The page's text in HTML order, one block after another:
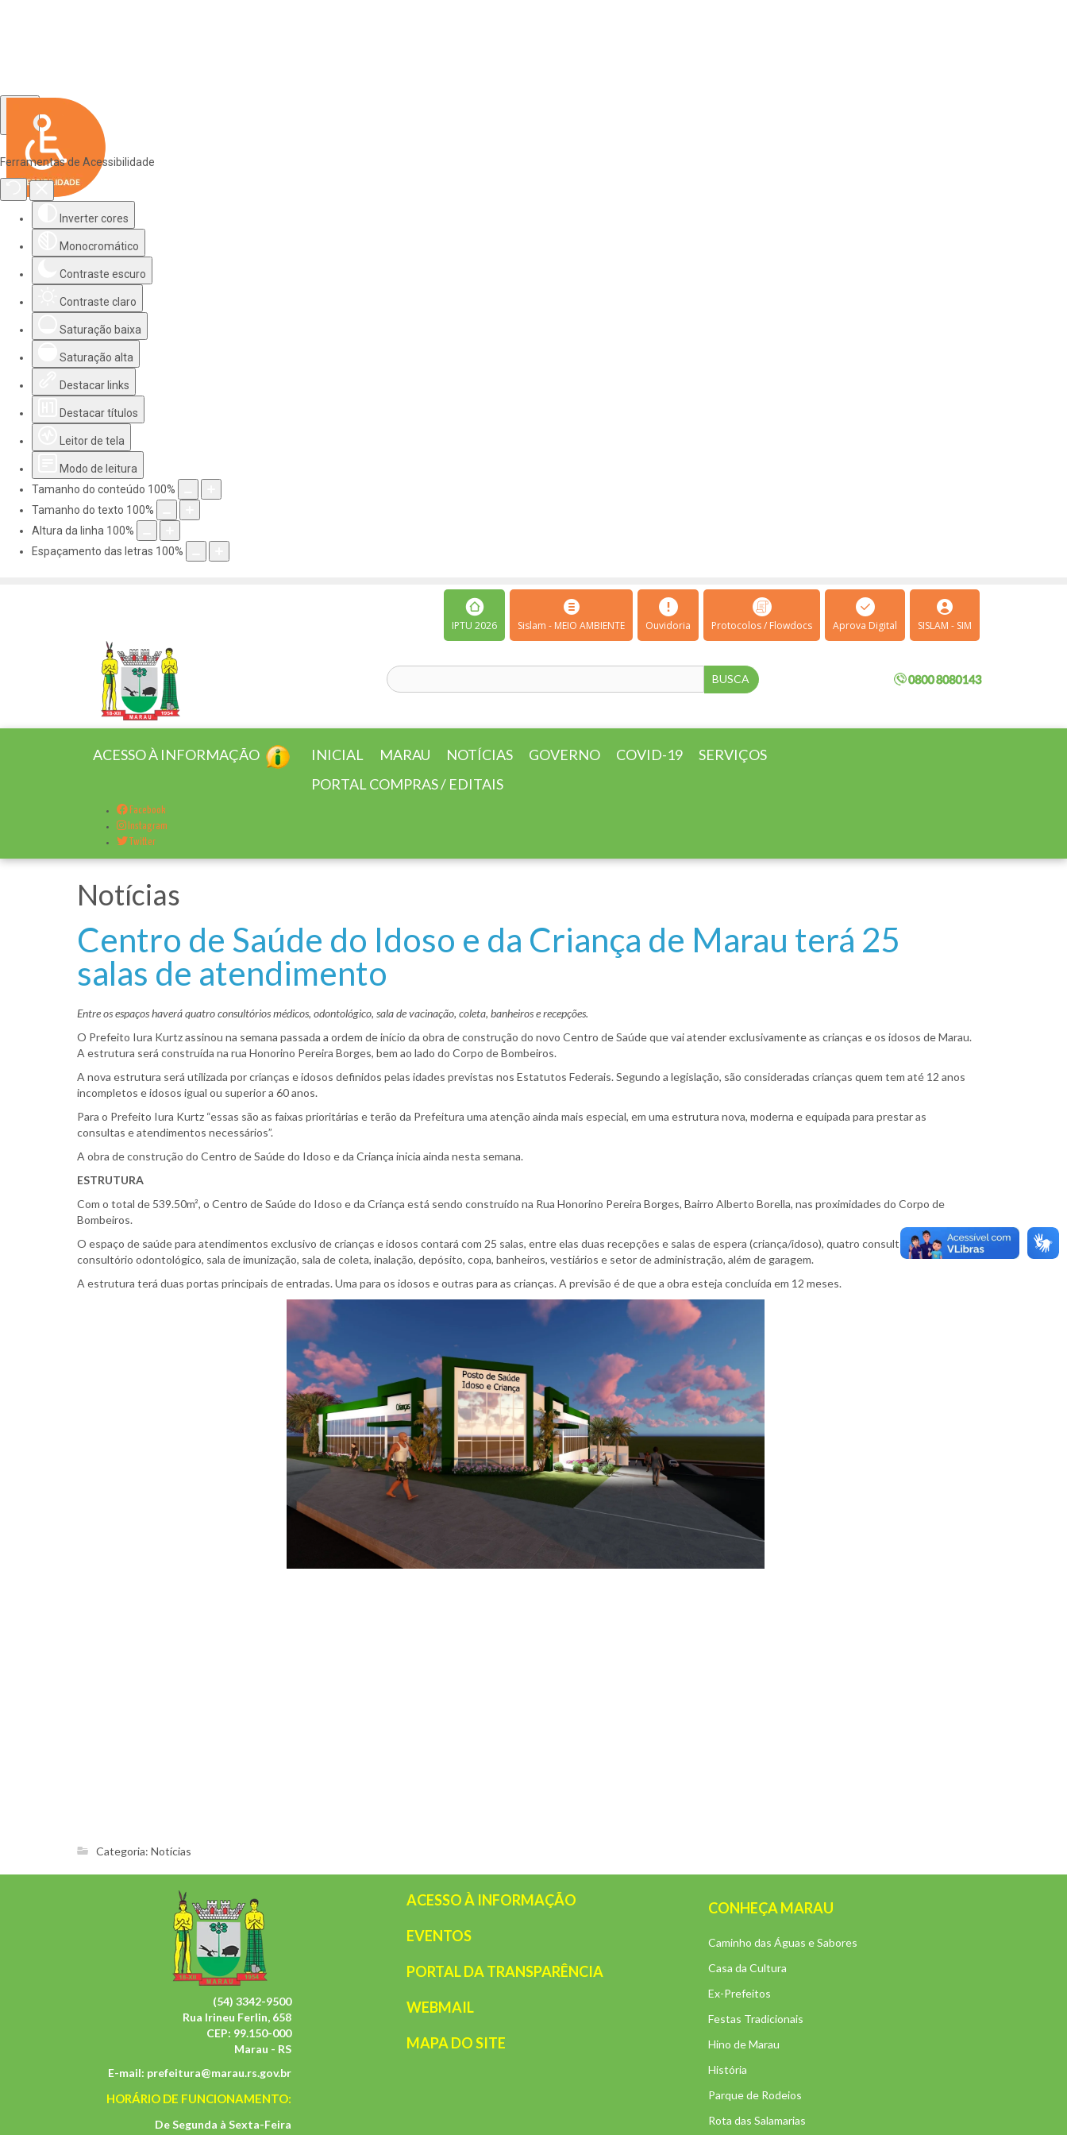
Ferramentas de Acessibilidade
Inverter cores
Monocromático
Contraste escuro
Contraste claro
Saturação baixa
Saturação alta
Destacar links
Destacar títulos
Leitor de tela
Modo de leitura
Tamanho do conteúdo 100%
Tamanho do texto 100%
Altura da linha 100%
Espaçamento das letras 100%
IPTU 2026 Sislam - MEIO AMBIENTE Ouvidoria Protocolos / Flowdocs Aprova Digital SISLAM - SIM
ACESSO À INFORMAÇÃO INICIAL MARAU NOTÍCIAS GOVERNO COVID-19
SERVIÇOS
PORTAL COMPRAS / EDITAIS
Facebook
Instagram
Twitter
Notícias
Centro de Saúde do Idoso e da Criança de Marau terá 25
salas de atendimento
Entre os espaços haverá quatro consultórios médicos, odontológico, sala de vacinação, coleta, banheiros e recepções.
O Prefeito Iura Kurtz assinou na semana passada a ordem de início da obra de construção do novo Centro de Saúde que vai atender exclusivamente as crianças e os idosos de Marau.
A estrutura será construída na rua Honorino Pereira Borges, bem ao lado do Corpo de Bombeiros.
A nova estrutura será utilizada por crianças e idosos definidos pelas idades previstas nos Estatutos Federais. Segundo a legislação, são consideradas crianças quem tem até 12 anos
incompletos e idosos igual ou superior a 60 anos.
Para o Prefeito Iura Kurtz “essas são as faixas prioritárias e terão da Prefeitura uma atenção ainda mais especial, em uma estrutura nova, moderna e equipada para prestar as
consultas e atendimentos necessários”.
A obra de construção do Centro de Saúde do Idoso e da Criança inicia ainda nesta semana.
ESTRUTURA
Com o total de 539.50m², o Centro de Saúde do Idoso e da Criança está sendo construído na Rua Honorino Pereira Borges, Bairro Alberto Borella, nas proximidades do Corpo de
Bombeiros.
O espaço de saúde para atendimentos exclusivo de crianças e idosos contará com 25 salas, entre elas duas recepções e salas de espera (criança/idoso), quatro consultórios médicos,
consultório odontológico, sala de imunização, sala de coleta, inalação, depósito, copa, banheiros, vestiários e setor de administração, além de garagem.
A estrutura terá duas portas principais de entradas. Uma para os idosos e outras para as crianças. A previsão é de que a obra esteja concluída em 12 meses.
Categoria: Notícias
(54) 3342-9500
Rua Irineu Ferlin, 658
CEP: 99.150-000
Marau - RS
E-mail: prefeitura@marau.rs.gov.br
HORÁRIO DE FUNCIONAMENTO:
De Segunda à Sexta-Feira
ACESSO À INFORMAÇÃO
EVENTOS
PORTAL DA TRANSPARÊNCIA
WEBMAIL
MAPA DO SITE
CONHEÇA MARAU
Caminho das Águas e Sabores
Casa da Cultura
Ex-Prefeitos
Festas Tradicionais
Hino de Marau
História
Parque de Rodeios
Rota das Salamarias